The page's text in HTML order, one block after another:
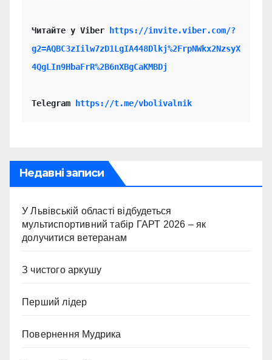
Читайте у Viber
https://invite.viber.com/?
g2=AQBC3zIilw7zD1LgIA448Dlkj%2FrpNWkx2NzsyX
4QgLIn9HbaFrR%2B6nXBgCaKMBDj
Telegram https://t.me/vbolivalnik
Недавні записи
У Львівській області відбудеться
мультиспортивний табір ГАРТ 2026 – як
долучитися ветеранам
З чистого аркушу
Перший лідер
Повернення Мудрика